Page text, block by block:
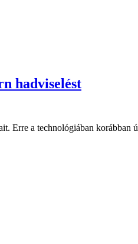
hadviselést
Erre a technológiában korábban